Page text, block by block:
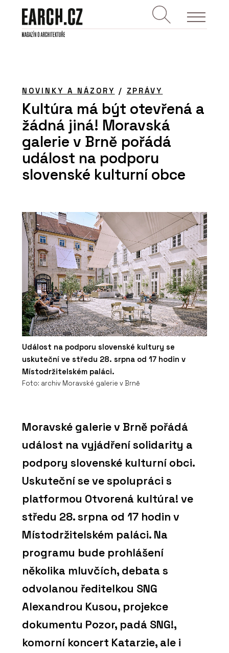
NOVINKY A NÁZORY / ZPRÁVY
Kultúra má být otevřená a
žádná jiná! Moravská
galerie v Brně pořádá
událost na podporu
slovenské kulturní obce
Událost na podporu slovenské kultury se
uskuteční ve středu 28. srpna od 17 hodin v
Místodržitelském paláci.
Foto: archiv Moravské galerie v Brně
Moravské galerie v Brně pořádá
událost na vyjádření solidarity a
podpory slovenské kulturní obci.
Uskuteční se ve spolupráci s
platformou Otvorená kultúra! ve
středu 28. srpna od 17 hodin v
Místodržitelském paláci. Na
programu bude prohlášení
několika mluvčích, debata s
odvolanou ředitelkou SNG
Alexandrou Kusou, projekce
dokumentu Pozor, padá SNG!,
komorní koncert Katarzie, ale i